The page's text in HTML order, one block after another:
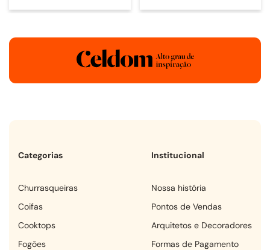
Categorias
churrasqueiras
coifas
cooktops
fogões
Institucional
Nossa história
Pontos de Vendas
Arquitetos e Decoradores
Formas de Pagamento